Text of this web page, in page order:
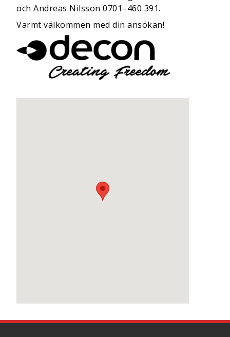
och Andreas Nilsson 0701–460 391.
Varmt välkommen med din ansökan!